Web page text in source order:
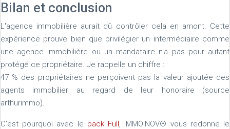
Bilan et conclusion
L'agence immobilière aurait dû contrôler cela en amont. Cette
expérience prouve bien que privilégier un intermédiaire comme
une agence immobilière ou un mandataire n'a pas pour autant
protégé ce propriétaire. Je rappelle un chiffre :
47 % des propriétaires ne perçoivent pas la valeur ajoutée des
agents immobilier au regard de leur honoraire (source
arthurimmo).
C'est pourquoi avec le pack Full, IMMOINOV® vous redonne le